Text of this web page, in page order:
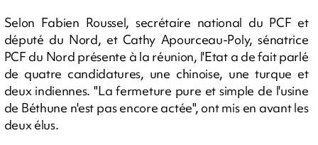
Selon Fabien Roussel, secrétaire national du PCF et
député du Nord, et Cathy Apourceau-Poly, sénatrice
PCF du Nord présente à la réunion, l'Etat a de fait parlé
de quatre candidatures, une chinoise, une turque et
deux indiennes. "La fermeture pure et simple de l'usine
de Béthune n'est pas encore actée", ont mis en avant les
deux élus.